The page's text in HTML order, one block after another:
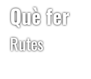
Què fer
Rutes